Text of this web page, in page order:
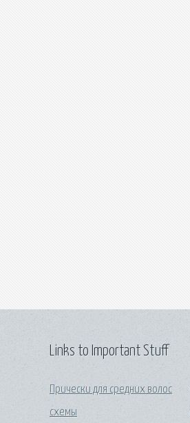
Links to Important Stuff
Прически для средних волос
схемы